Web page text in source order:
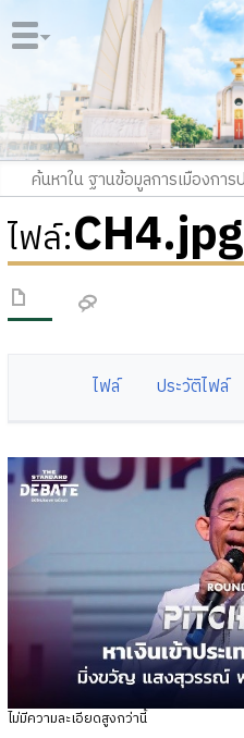
ไฟล์:CH4.jpg
ไฟล์ ประวัติไฟล์
ไม่มีความละเอียดสูงกว่านี้